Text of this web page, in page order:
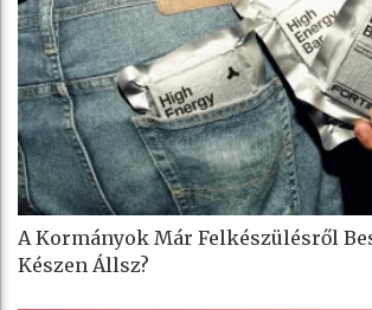
A Kormányok Már Felkészülésről
Készen Állsz?